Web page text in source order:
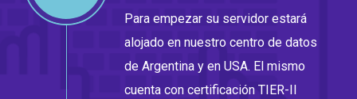
Para empezar su servidor estará
alojado en nuestro centro de datos
de Argentina y en USA. El mismo
cuenta con certificación TIER-II